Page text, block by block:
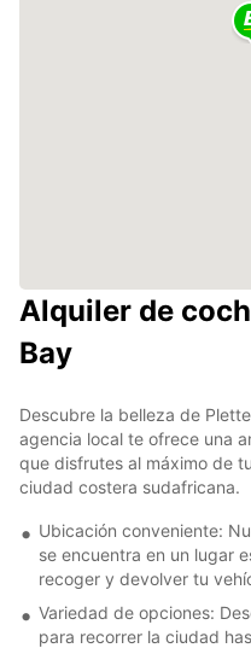
Alquiler de
Bay
Descubre la belleza de
agencia local te ofrece una
que disfrutes al máximo de
ciudad costera sudafricana.
Ubicación conveniente:
se encuentra en un lugar
recoger y devolver tu
Variedad de opciones:
para recorrer la ciudad